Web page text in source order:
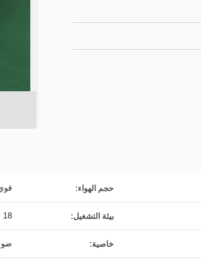
حجم الهواء:
بيئة التشغيل: 18 ～ 45 ℃
خاصية: